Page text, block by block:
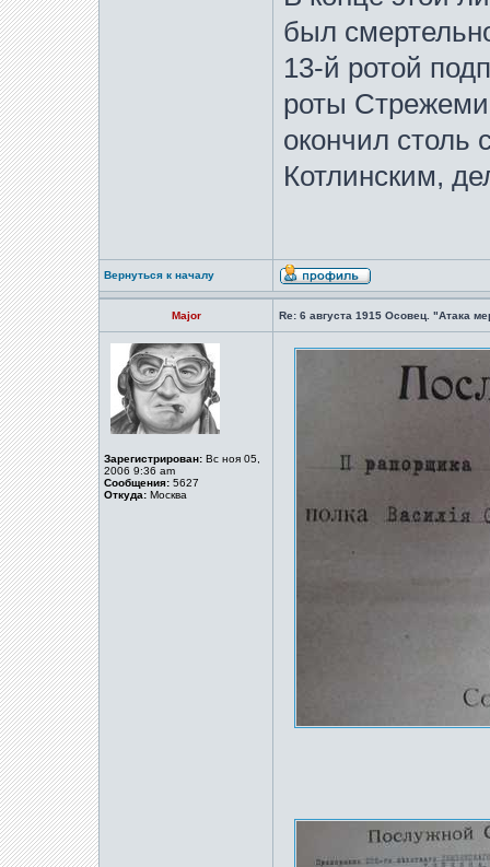
был
13-й ротой
роты
окончил столь
Котлинским,
Вернуться к началу
Major Re: 6 августа 1915 Осовец. "Атака
Зарегистрирован: Вс ноя 05,
2006 9:36 am
Сообщения: 5627
Откуда: Москва